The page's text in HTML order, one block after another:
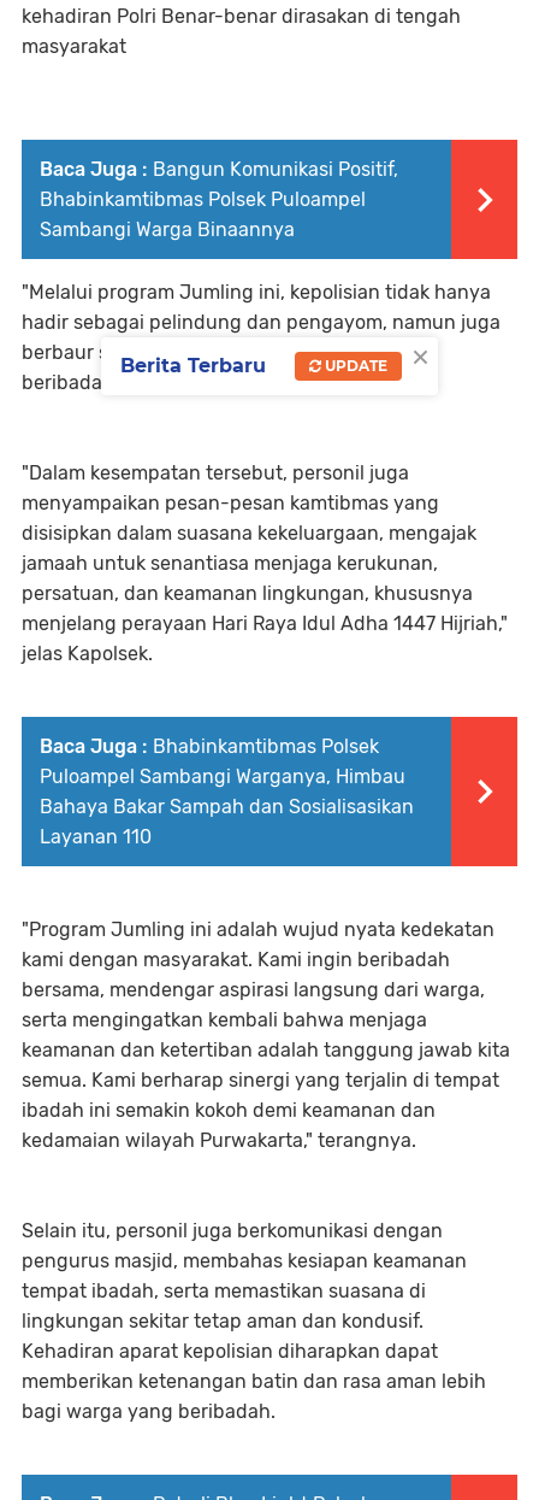
kehadiran Polri Benar-benar dirasakan di tengah
masyarakat
Baca Juga : Bangun Komunikasi Positif,
Bhabinkamtibmas Polsek Puloampel
Sambangi Warga Binaannya
"Melalui program Jumling ini, kepolisian tidak hanya
hadir sebagai pelindung dan pengayom, namun juga
berbaur sebagai bagian dari umat yang taat
beribadah," ujarnya.
"Dalam kesempatan tersebut, personil juga
menyampaikan pesan-pesan kamtibmas yang
disisipkan dalam suasana kekeluargaan, mengajak
jamaah untuk senantiasa menjaga kerukunan,
persatuan, dan keamanan lingkungan, khususnya
menjelang perayaan Hari Raya Idul Adha 1447 Hijriah,"
jelas Kapolsek.
Baca Juga : Bhabinkamtibmas Polsek
Puloampel Sambangi Warganya, Himbau
Bahaya Bakar Sampah dan Sosialisasikan
Layanan 110
"Program Jumling ini adalah wujud nyata kedekatan
kami dengan masyarakat. Kami ingin beribadah
bersama, mendengar aspirasi langsung dari warga,
serta mengingatkan kembali bahwa menjaga
keamanan dan ketertiban adalah tanggung jawab kita
semua. Kami berharap sinergi yang terjalin di tempat
ibadah ini semakin kokoh demi keamanan dan
kedamaian wilayah Purwakarta," terangnya.
Selain itu, personil juga berkomunikasi dengan
pengurus masjid, membahas kesiapan keamanan
tempat ibadah, serta memastikan suasana di
lingkungan sekitar tetap aman dan kondusif.
Kehadiran aparat kepolisian diharapkan dapat
memberikan ketenangan batin dan rasa aman lebih
bagi warga yang beribadah.
×
Berita Terbaru UPDATE